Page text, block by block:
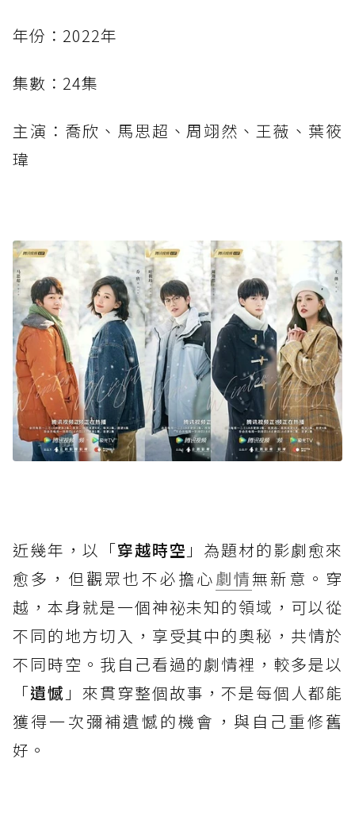
年份：2022年
集數：24集
主演：喬欣、馬思超、周翊然、王薇、葉筱
瑋
近幾年，以「穿越時空 」為題材的影劇愈來
愈多，但觀眾也不必擔心劇情無新意。穿
越，本身就是一個神祕未知的領域，可以從
不同的地方切入，享受其中的奧秘，共情於
不同時空。我自己看過的劇情裡，較多是以
「遺憾 」來貫穿整個故事，不是每個人都能
獲得一次彌補遺憾的機會，與自己重修舊
好。